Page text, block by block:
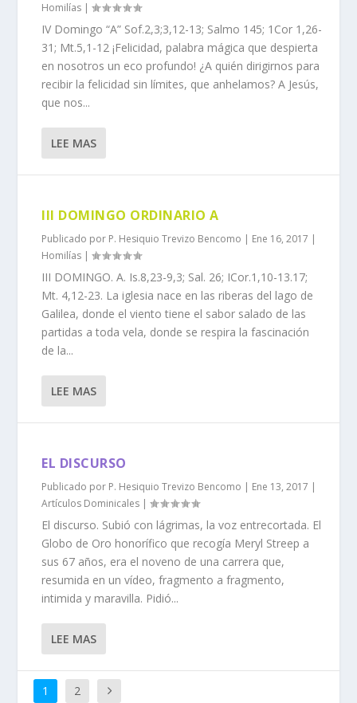
Homilías |
IV Domingo “A” Sof.2,3;3,12-13; Salmo 145; 1Cor 1,26-
31; Mt.5,1-12 ¡Felicidad, palabra mágica que despierta
en nosotros un eco profundo! ¿A quién dirigirnos para
recibir la felicidad sin límites, que anhelamos? A Jesús,
que nos...
LEE MAS
III DOMINGO ORDINARIO A
Publicado por P. Hesiquio Trevizo Bencomo | Ene 16, 2017 |
Homilías |
III DOMINGO. A. Is.8,23-9,3; Sal. 26; ICor.1,10-13.17;
Mt. 4,12-23. La iglesia nace en las riberas del lago de
Galilea, donde el viento tiene el sabor salado de las
partidas a toda vela, donde se respira la fascinación
de la...
LEE MAS
EL DISCURSO
Publicado por P. Hesiquio Trevizo Bencomo | Ene 13, 2017 |
Artículos Dominicales |
El discurso. Subió con lágrimas, la voz entrecortada. El
Globo de Oro honorífico que recogía Meryl Streep a
sus 67 años, era el noveno de una carrera que,
resumida en un vídeo, fragmento a fragmento,
intimida y maravilla. Pidió...
LEE MAS
1 2